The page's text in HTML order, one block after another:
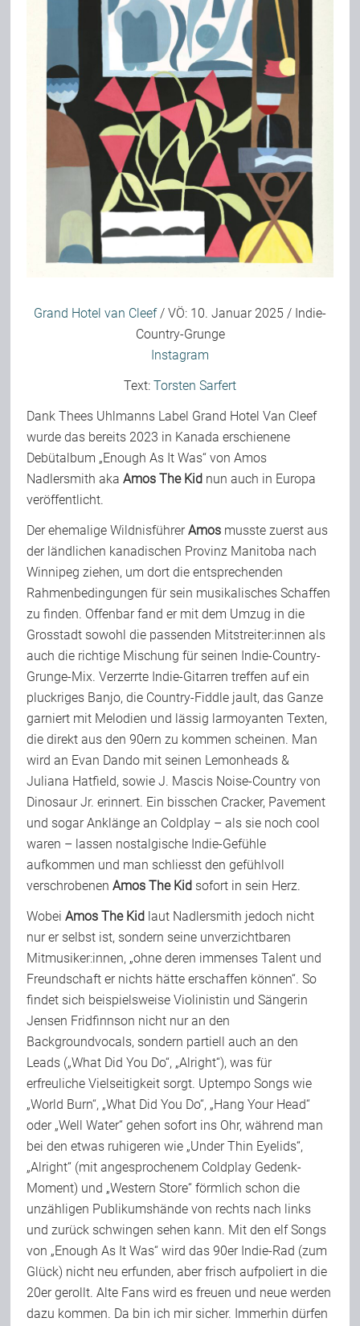
Rezensionen
Musik
Alles andere
Backstage
Join Us
Support Us
Kalender
Playlisten
Grand Hotel van Cleef/ VÖ: 10. Januar 2025 / Indie-
Country-Grunge
Instagram
Text: Torsten Sarfert
Dank Thees Uhlmanns Label Grand Hotel Van Cleef
wurde das bereits 2023 in Kanada erschienene
Debütalbum „Enough As It Was“ von Amos
Nadlersmith akaAmos The Kid nun auch in Europa
veröffentlicht.
Der ehemalige WildnisführerAmos musste zuerst aus
der ländlichen kanadischen Provinz Manitoba nach
Winnipeg ziehen, um dort die entsprechenden
Rahmenbedingungen für sein musikalisches Schaffen
zu finden. Offenbar fand er mit dem Umzug in die
Grosstadt sowohl die passenden Mitstreiter:innen als
auch die richtige Mischung für seinen Indie-Country-
Grunge-Mix. Verzerrte Indie-Gitarren treffen auf ein
pluckriges Banjo, die Country-Fiddle jault, das Ganze
garniert mit Melodien und lässig larmoyanten Texten,
die direkt aus den 90ern zu kommen scheinen. Man
wird an Evan Dando mit seinen Lemonheads &
Juliana Hatfield, sowie J. Mascis Noise-Country von
Dinosaur Jr. erinnert. Ein bisschen Cracker, Pavement
und sogar Anklänge an Coldplay – als sie noch cool
waren – lassen nostalgische Indie-Gefühle
aufkommen und man schliesst den gefühlvoll
verschrobenenAmos The Kid sofort in sein Herz.
WobeiAmos The Kid laut Nadlersmith jedoch nicht
nur er selbst ist, sondern seine unverzichtbaren
Mitmusiker:innen, „ohne deren immenses Talent und
Freundschaft er nichts hätte erschaffen können“. So
findet sich beispielsweise Violinistin und Sängerin
Jensen Fridfinnson nicht nur an den
Backgroundvocals, sondern partiell auch an den
Leads („What Did You Do“, „Alright“), was für
erfreuliche Vielseitigkeit sorgt. Uptempo Songs wie
„World Burn“, „What Did You Do“, „Hang Your Head“
oder „Well Water“ gehen sofort ins Ohr, während man
bei den etwas ruhigeren wie „Under Thin Eyelids“,
„Alright“ (mit angesprochenem Coldplay Gedenk-
Moment) und „Western Store“ förmlich schon die
unzähligen Publikumshände von rechts nach links
und zurück schwingen sehen kann. Mit den elf Songs
von „Enough As It Was“ wird das 90er Indie-Rad (zum
Glück) nicht neu erfunden, aber frisch aufpoliert in die
20er gerollt. Alte Fans wird es freuen und neue werden
dazu kommen. Da bin ich mir sicher. Immerhin dürfen